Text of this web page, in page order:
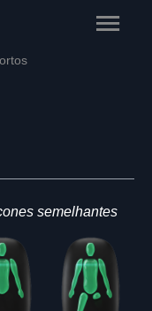
Main
semelhantes